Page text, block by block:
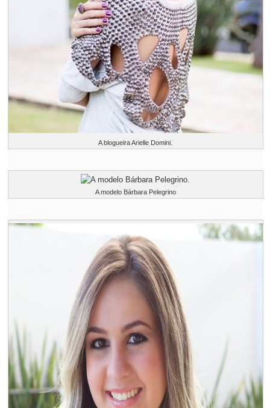
A blogueira Arielle Domini.
A modelo Bárbara Pelegrino